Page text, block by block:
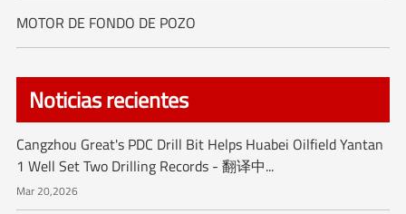
MOTOR DE FONDO DE POZO
Noticias recientes
Cangzhou Great's PDC Drill Bit Helps Huabei Oilfield Yantan
1 Well Set Two Drilling Records - 翻译中...
Mar 20,2026